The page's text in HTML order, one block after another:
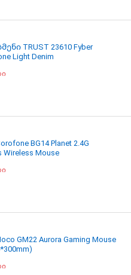
TRUST 23610 Fyber
Light Denim
BG14 Planet 2.4G
Wireless Mouse
GM22 Aurora Gaming Mouse